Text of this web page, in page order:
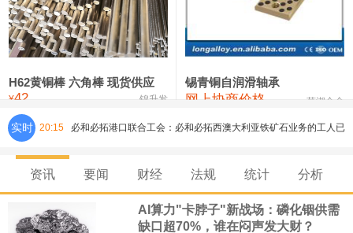
铸造铝合金锭(ZLD104) 24,300—24,500 24,400
压铸锌合金锭 26,500—26,700
氯化镍 38,300—40,300 39,300 0
H62黄铜棒 六角棒 现货供应
¥42 锦升发
锡青铜自润滑轴承
网上协商价格 芜湖合金
实时 20:15 必和必拓港口联合工会：必和必拓西澳大利亚铁矿石业务的工人已
通知，将于8月9日实施24小时停工。
8月7日，宇树科技董事长王兴兴网上路演时表示，报告期内，公司
资讯 要闻 财经 法规 统计 分析
AI算力"卡脖子"新战场：磷化铟供需
缺口超70%，谁在闷声发大财？